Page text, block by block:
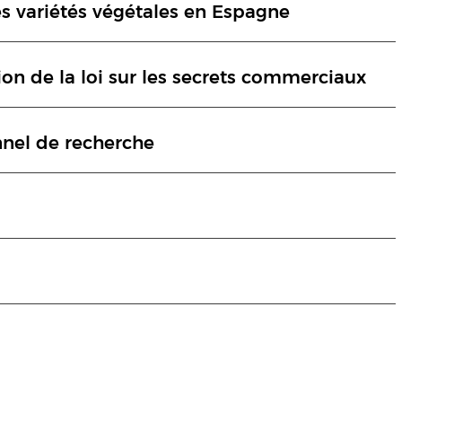
variétés végétales en Espagne
de la loi sur les secrets commerciaux
de recherche